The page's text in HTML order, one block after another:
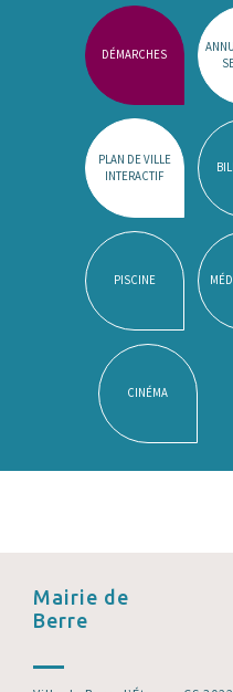
DÉMARCHES
PLAN DE VILLE
INTERACTIF
PISCINE
CINÉMA
Mairie de
Berre